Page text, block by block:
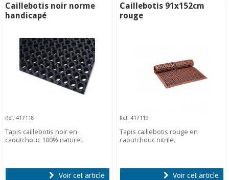
Caillebotis noir norme
handicapé
Ref. 417118
Tapis caillebotis noir en
caoutchouc 100% naturel.
Voir cet article
Caillebotis 91x152cm
rouge
Ref. 417119
Tapis caillebotis rouge en
caoutchouc nitrile.
Voir cet article